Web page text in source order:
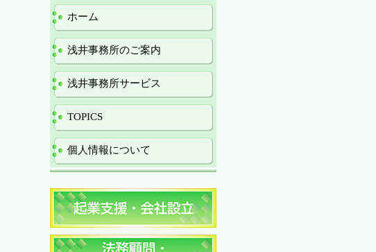
ホーム
浅井事務所のご案内
浅井事務所サービス
TOPICS
個人情報について